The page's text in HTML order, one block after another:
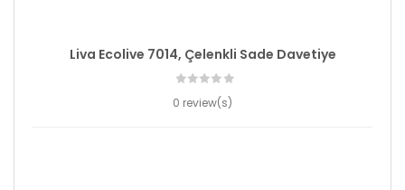
Liva Ecolive 7014, Çelenkli Sade Davetiye
0 review(s)